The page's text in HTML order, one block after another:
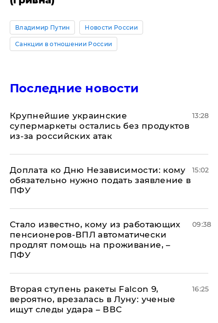
Владимир Путин Новости России
Санкции в отношении России
Последние новости
Крупнейшие украинские
супермаркеты остались без продуктов
из-за российских атак
13:28
Доплата ко Дню Независимости: кому
обязательно нужно подать заявление в
ПФУ
15:02
Стало известно, кому из работающих
пенсионеров-ВПЛ автоматически
продлят помощь на проживание, –
ПФУ
09:38
Вторая ступень ракеты Falcon 9,
вероятно, врезалась в Луну: ученые
ищут следы удара – ВВС
16:25